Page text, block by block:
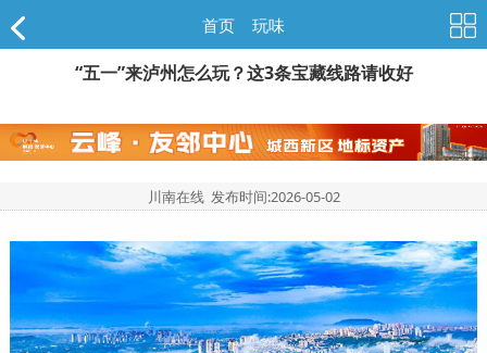
首页 玩味
“五一”来泸州怎么玩？这3条宝藏线路请收好
川南在线 发布时间:2026-05-02